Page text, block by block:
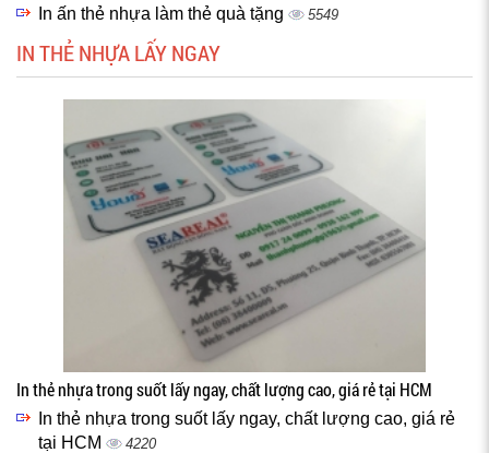
In ấn thẻ nhựa làm thẻ quà tặng 5549
IN THẺ NHỰA LẤY NGAY
In thẻ nhựa trong suốt lấy ngay, chất lượng cao, giá rẻ tại HCM
In thẻ nhựa trong suốt lấy ngay, chất lượng cao, giá rẻ
tại HCM
4220